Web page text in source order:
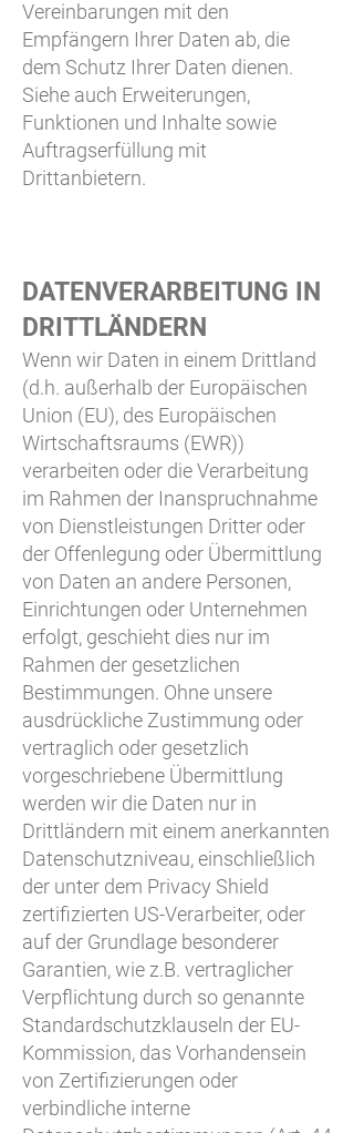
Vereinbarungen mit den
Empfängern Ihrer Daten ab, die
dem Schutz Ihrer Daten dienen.
Siehe auch Erweiterungen,
Funktionen und Inhalte sowie
Auftragserfüllung mit
Drittanbietern.
DATENVERARBEITUNG IN
DRITTLÄNDERN
Wenn wir Daten in einem Drittland
(d.h. außerhalb der Europäischen
Union (EU), des Europäischen
Wirtschaftsraums (EWR))
verarbeiten oder die Verarbeitung
im Rahmen der Inanspruchnahme
von Dienstleistungen Dritter oder
der Offenlegung oder Übermittlung
von Daten an andere Personen,
Einrichtungen oder Unternehmen
erfolgt, geschieht dies nur im
Rahmen der gesetzlichen
Bestimmungen. Ohne unsere
ausdrückliche Zustimmung oder
vertraglich oder gesetzlich
vorgeschriebene Übermittlung
werden wir die Daten nur in
Drittländern mit einem anerkannten
Datenschutzniveau, einschließlich
der unter dem Privacy Shield
zertifizierten US-Verarbeiter, oder
auf der Grundlage besonderer
Garantien, wie z.B. vertraglicher
Verpflichtung durch so genannte
Standardschutzklauseln der EU-
Kommission, das Vorhandensein
von Zertifizierungen oder
verbindliche interne